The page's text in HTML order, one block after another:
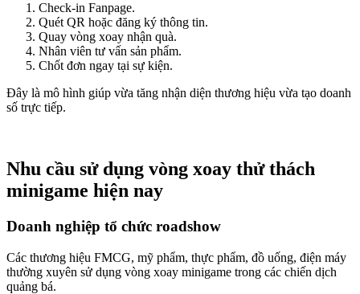
Check-in Fanpage.
Quét QR hoặc đăng ký thông tin.
Quay vòng xoay nhận quà.
Nhân viên tư vấn sản phẩm.
Chốt đơn ngay tại sự kiện.
Đây là mô hình giúp vừa tăng nhận diện thương hiệu vừa tạo doanh
số trực tiếp.
Nhu cầu sử dụng vòng xoay thử thách
minigame hiện nay
Doanh nghiệp tổ chức roadshow
Các thương hiệu FMCG, mỹ phẩm, thực phẩm, đồ uống, điện máy
thường xuyên sử dụng vòng xoay minigame trong các chiến dịch
quảng bá.